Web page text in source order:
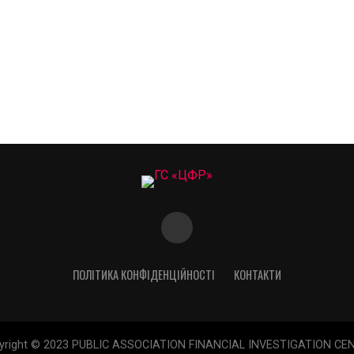
ПОЛІТИКА КОНФІДЕНЦІЙНОСТІ КОНТАКТИ
© 2023 PUBLIC ASSOCIATION FINANCIAL INVESTIGATION